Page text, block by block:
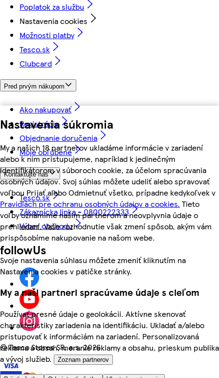
Nastavenia súkromia
My a našich 18 partnerov ukladáme informácie v zariadení
alebo k nim pristupujeme, napríklad k jedinečným
identifikátorom v súboroch cookie, za účelom spracúvania
osobných údajov. Svoj súhlas môžete udeliť alebo spravovať
voľbou Prijať alebo Odmietnuť všetko, prípadne kedykoľvek v
Pravidlách pre ochranu osobných údajov a cookies. Tieto
voľby oznámime našim partnerom a neovplyvnia údaje o
prehliadaní. Vaše rozhodnutie však zmení spôsob, akým vám
prispôsobíme nakupovanie na našom webe.
Svoje nastavenia súhlasu môžete zmeniť kliknutím na
Nastavenia cookies v pätičke stránky.
My a naši partneri spracúvame údaje s cieľom
Používať presné údaje o geolokácii. Aktívne skenovať
charakteristiky zariadenia na identifikáciu. Ukladať a/alebo
pristupovať k informáciám na zariadení. Personalizovaná
reklama a obsah, meranie reklamy a obsahu, prieskum publika
a vývoj služieb.
Zoznam partnerov
Poplatok za službu
Nastavenia cookies
Možnosti platby
Tesco.sk
Clubcard
Pred prvým nákupom
Ako nakupovať
Registrácia
Objednanie doručenia
Moje obľúbené
Kontaktujte nás
Tesco.sk
Zákaznícka linka - 0800222333
Výber obchodu
followUs
©Tesco Stores SR, a.s. 2026